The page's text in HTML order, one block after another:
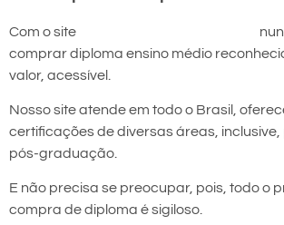
Com o site
comprar diploma ensino médio
valor, acessível.
Nosso site atende em todo o Brasil,
certificações de diversas áreas,
pós-graduação.
E não precisa se preocupar, pois, todo o
compra de diploma é sigiloso.